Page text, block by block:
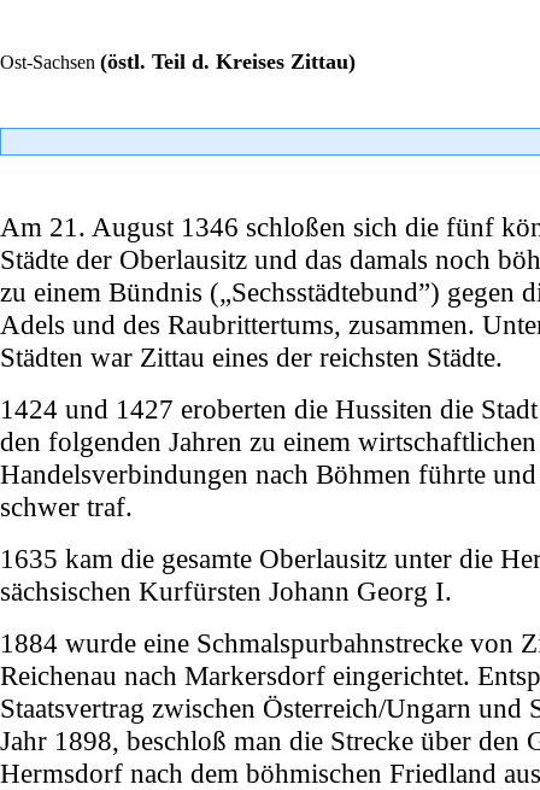
Ost-Sachsen (östl. Teil d. Kreises Zittau)
Am 21. August 1346 schloßen sich die fünf
Städte der Oberlausitz und das damals noch
zu einem Bündnis („Sechsstädtebund”) gegen
Adels und des Raubrittertums, zusammen.
Städten war Zittau eines der reichsten Städte.
1424 und 1427 eroberten die Hussiten die
den folgenden Jahren zu einem
Handelsverbindungen nach Böhmen führte
schwer traf.
1635 kam die gesamte Oberlausitz unter die
sächsischen Kurfürsten Johann Georg I.
1884 wurde eine Schmalspurbahnstrecke von
Reichenau nach Markersdorf eingerichtet.
Staatsvertrag zwischen Österreich/Ungarn und
Jahr 1898, beschloß man die Strecke über den
Hermsdorf nach dem böhmischen Friedland